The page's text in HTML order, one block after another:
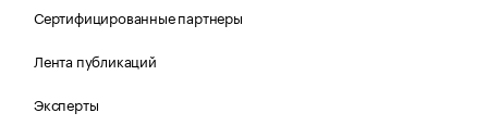
Сертифицированные партнеры
Лента публикаций
Эксперты